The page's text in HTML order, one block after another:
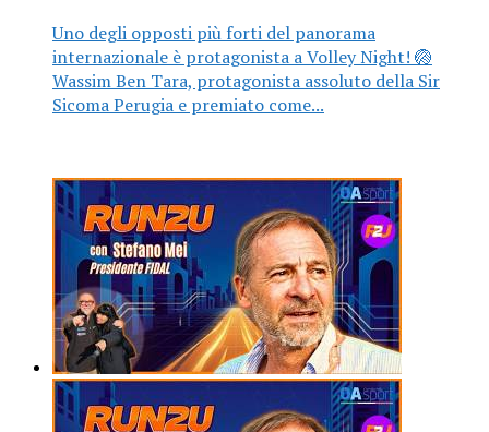
Uno degli opposti più forti del panorama
internazionale è protagonista a Volley Night! 🏐
Wassim Ben Tara, protagonista assoluto della Sir
Sicoma Perugia e premiato come...